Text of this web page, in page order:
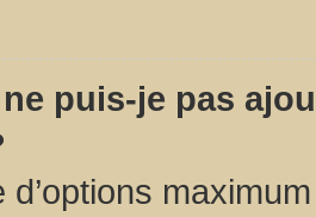
puis-je pas
d’options